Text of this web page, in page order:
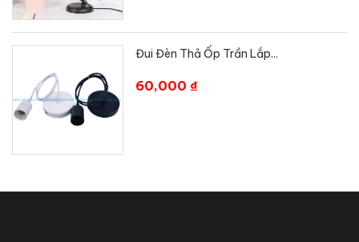
Đui Đèn Thả Ốp Trần Lắp...
60,000 ₫